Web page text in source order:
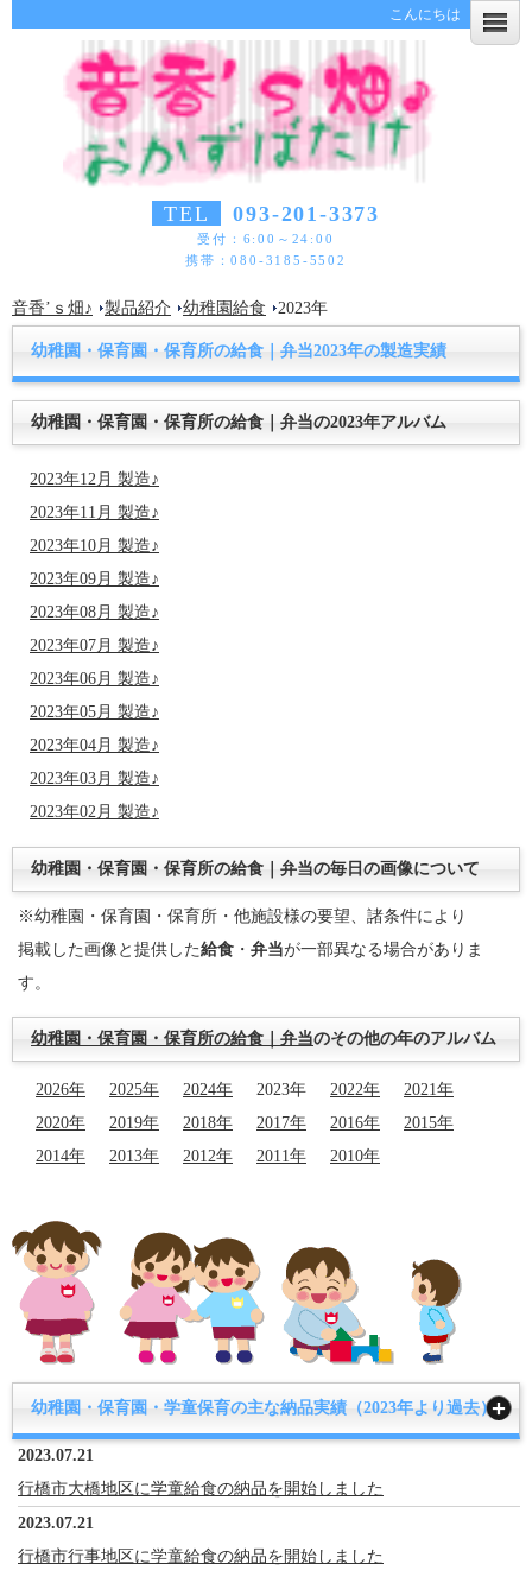
こんにちは
TEL 093-201-3373
受付：6:00～24:00
携帯：080-3185-5502
音香’ｓ畑♪ 製品紹介 幼稚園給食 2023年
幼稚園・保育園・保育所の給食｜弁当2023年の製造実績
幼稚園・保育園・保育所の給食｜弁当の2023年アルバム
2023年12月 製造♪
2023年11月 製造♪
2023年10月 製造♪
2023年09月 製造♪
2023年08月 製造♪
2023年07月 製造♪
2023年06月 製造♪
2023年05月 製造♪
2023年04月 製造♪
2023年03月 製造♪
2023年02月 製造♪
幼稚園・保育園・保育所の給食｜弁当の毎日の画像について
※幼稚園・保育園・保育所・他施設様の要望、諸条件により
掲載した画像と提供した給食 ・ 弁当が一部異なる場合がありま
す。
幼稚園・保育園・保育所の給食｜弁当のその他の年のアルバム
2026年 2025年 2024年 2023年 2022年
2021年
2020年
2019年 2018年 2017年 2016年
2015年
2014年
2013年 2012年 2011年 2010年
幼稚園・保育園・学童保育の主な納品実績（2023年より過去）
2023.07.21
行橋市大橋地区に学童給食の納品を開始しました
2023.07.21
行橋市行事地区に学童給食の納品を開始しました